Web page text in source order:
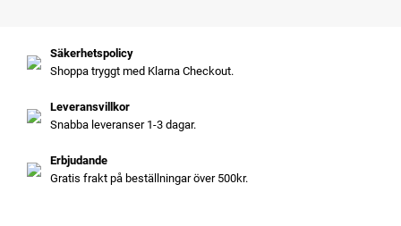
Säkerhetspolicy
Shoppa tryggt med Klarna Checkout.
Leveransvillkor
Snabba leveranser 1-3 dagar.
Erbjudande
Gratis frakt på beställningar över 500kr.